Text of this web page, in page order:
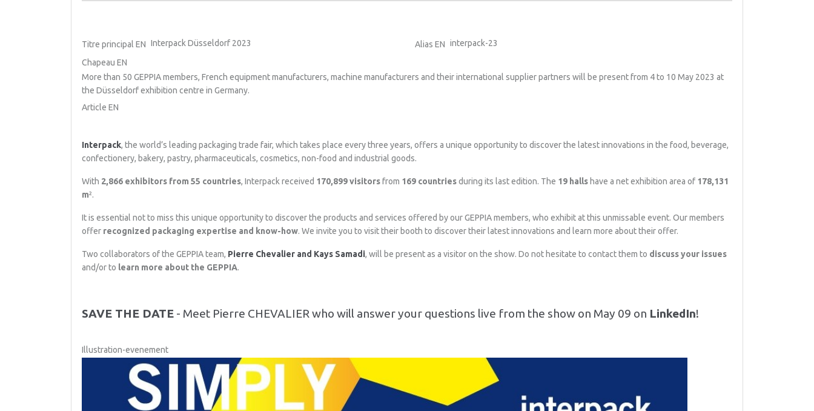
Titre principal EN Interpack Düsseldorf 2023 Alias EN interpack-23
Chapeau EN
More than 50 GEPPIA members, French equipment manufacturers, machine manufacturers and their international supplier partners will be present from 4 to 10 May 2023 at
the Düsseldorf exhibition centre in Germany.
Article EN
Interpack, the world’s leading packaging trade fair, which takes place every three years, offers a unique opportunity to discover the latest innovations in the food, beverage,
confectionery, bakery, pastry, pharmaceuticals, cosmetics, non-food and industrial goods.
With 2,866 exhibitors from 55 countries, Interpack received 170,899 visitorsfrom 169 countriesduring its last edition. The 19 halls have a net exhibition area of 178,131
m².
It is essential not to miss this unique opportunity to discover the products and services offered by our GEPPIA members, who exhibit at this unmissable event. Our members
offer recognized packaging expertise and know-how. We invite you to visit their booth to discover their latest innovations and learn more about their offer.
Two collaborators of the GEPPIA team, Pierre Chevalier and Kays Samadi, will be present as a visitor on the show. Do not hesitate to contact them to discuss your issues
and/or to learn more about the GEPPIA.
SAVE THE DATE - Meet Pierre CHEVALIER who will answer your questions live from the show on May 09 on LinkedIn!
Illustration-evenement